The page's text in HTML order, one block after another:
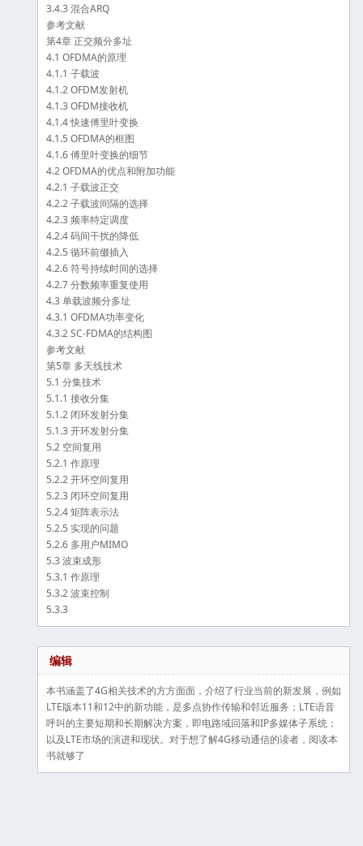
3.4.3 混合ARQ
参考文献
第4章 正交频分多址
4.1 OFDMA的原理
4.1.1 子载波
4.1.2 OFDM发射机
4.1.3 OFDM接收机
4.1.4 快速傅里叶变换
4.1.5 OFDMA的框图
4.1.6 傅里叶变换的细节
4.2 OFDMA的优点和附加功能
4.2.1 子载波正交
4.2.2 子载波间隔的选择
4.2.3 频率特定调度
4.2.4 码间干扰的降低
4.2.5 循环前缀插入
4.2.6 符号持续时间的选择
4.2.7 分数频率重复使用
4.3 单载波频分多址
4.3.1 OFDMA功率变化
4.3.2 SC-FDMA的结构图
参考文献
第5章 多天线技术
5.1 分集技术
5.1.1 接收分集
5.1.2 闭环发射分集
5.1.3 开环发射分集
5.2 空间复用
5.2.1 作原理
5.2.2 开环空间复用
5.2.3 闭环空间复用
5.2.4 矩阵表示法
5.2.5 实现的问题
5.2.6 多用户MIMO
5.3 波束成形
5.3.1 作原理
5.3.2 波束控制
5.3.3
编辑
本书涵盖了4G相关技术的方方面面，介绍了行业当前的新发展，例如
LTE版本11和12中的新功能，是多点协作传输和邻近服务；LTE语音
呼叫的主要短期和长期解决方案，即电路域回落和IP多媒体子系统；
以及LTE市场的演进和现状。对于想了解4G移动通信的读者，阅读本
书就够了